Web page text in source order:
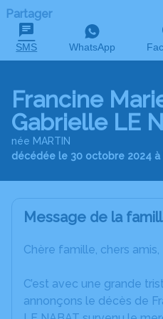
Partager
SMS WhatsApp
Francine
Gabrielle LE
née MARTIN
décédée le 30 octobre 2024 à
Message de la
Chère famille, chers amis,
C’est avec une grande
annonçons le décès de